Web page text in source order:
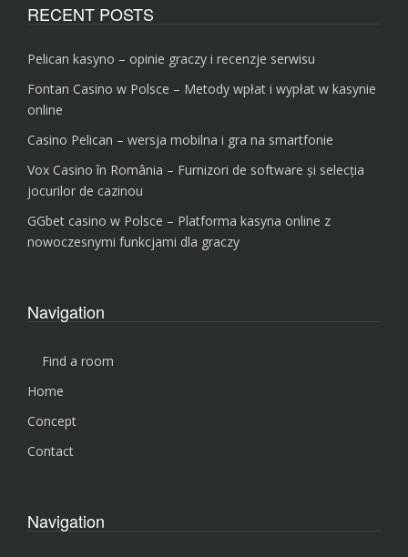
RECENT POSTS
Pelican kasyno – opinie graczy i recenzje serwisu
Fontan Casino w Polsce – Metody wpłat i wypłat w kasynie
online
Casino Pelican – wersja mobilna i gra na smartfonie
Vox Casino în România – Furnizori de software și selecția
jocurilor de cazinou
GGbet casino w Polsce – Platforma kasyna online z
nowoczesnymi funkcjami dla graczy
Navigation
Find a room
Home
Concept
Contact
Navigation